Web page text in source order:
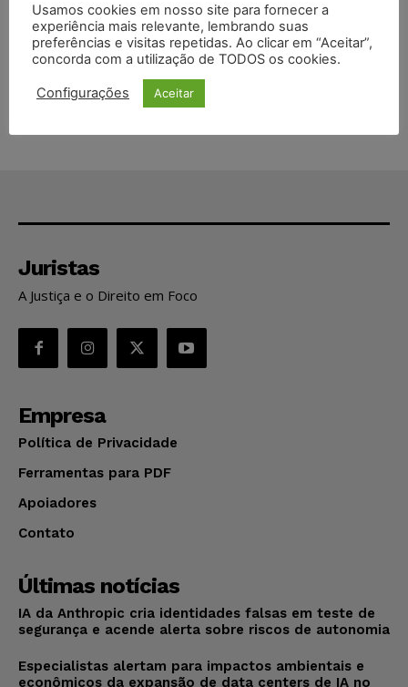
STF inicia julgamento sobre constitucionalidade da proibição
dos jogos de azar no Brasil
Projeto proíbe venda de vapes para nascidos a partir de 2009
Juristas
A Justiça e o Direito em Foco
Empresa
Política de Privacidade
Ferramentas para PDF
Apoiadores
Contato
Últimas notícias
IA da Anthropic cria identidades falsas em teste de
segurança e acende alerta sobre riscos de autonomia
Especialistas alertam para impactos ambientais e
econômicos da expansão de data centers de IA no
Usamos cookies em nosso site para fornecer a
experiência mais relevante, lembrando suas
preferências e visitas repetidas. Ao clicar em “Aceitar”,
concorda com a utilização de TODOS os cookies.
Configurações Aceitar